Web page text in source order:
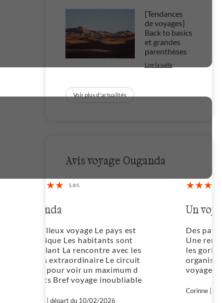
[Tendances
de voyages]
Back to basics
et grandes
parenthèses
Lire la suite
Voir plus d'actualités
Avis voyage Ouganda
Des paysages à couper le souffle
Une rencontre inoubliable avec
les gorilles et les chimpanzés Une
organisation parfaite = Un
voyage magnifique